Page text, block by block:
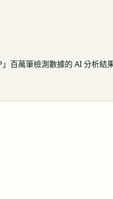
百萬筆檢測數據的 AI 分析結